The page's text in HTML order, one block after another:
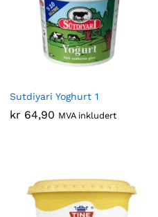
Sutdiyari Yoghurt 1
kr 64,90 MVA inkludert